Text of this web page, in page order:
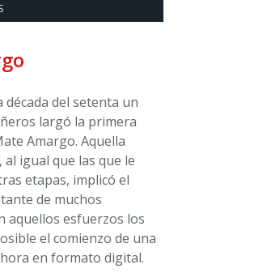
década del setenta un
largó la primera
Amargo. Aquella
igual que las que le
etapas, implicó el
de muchos
aquellos esfuerzos los
el comienzo de una
en formato digital.